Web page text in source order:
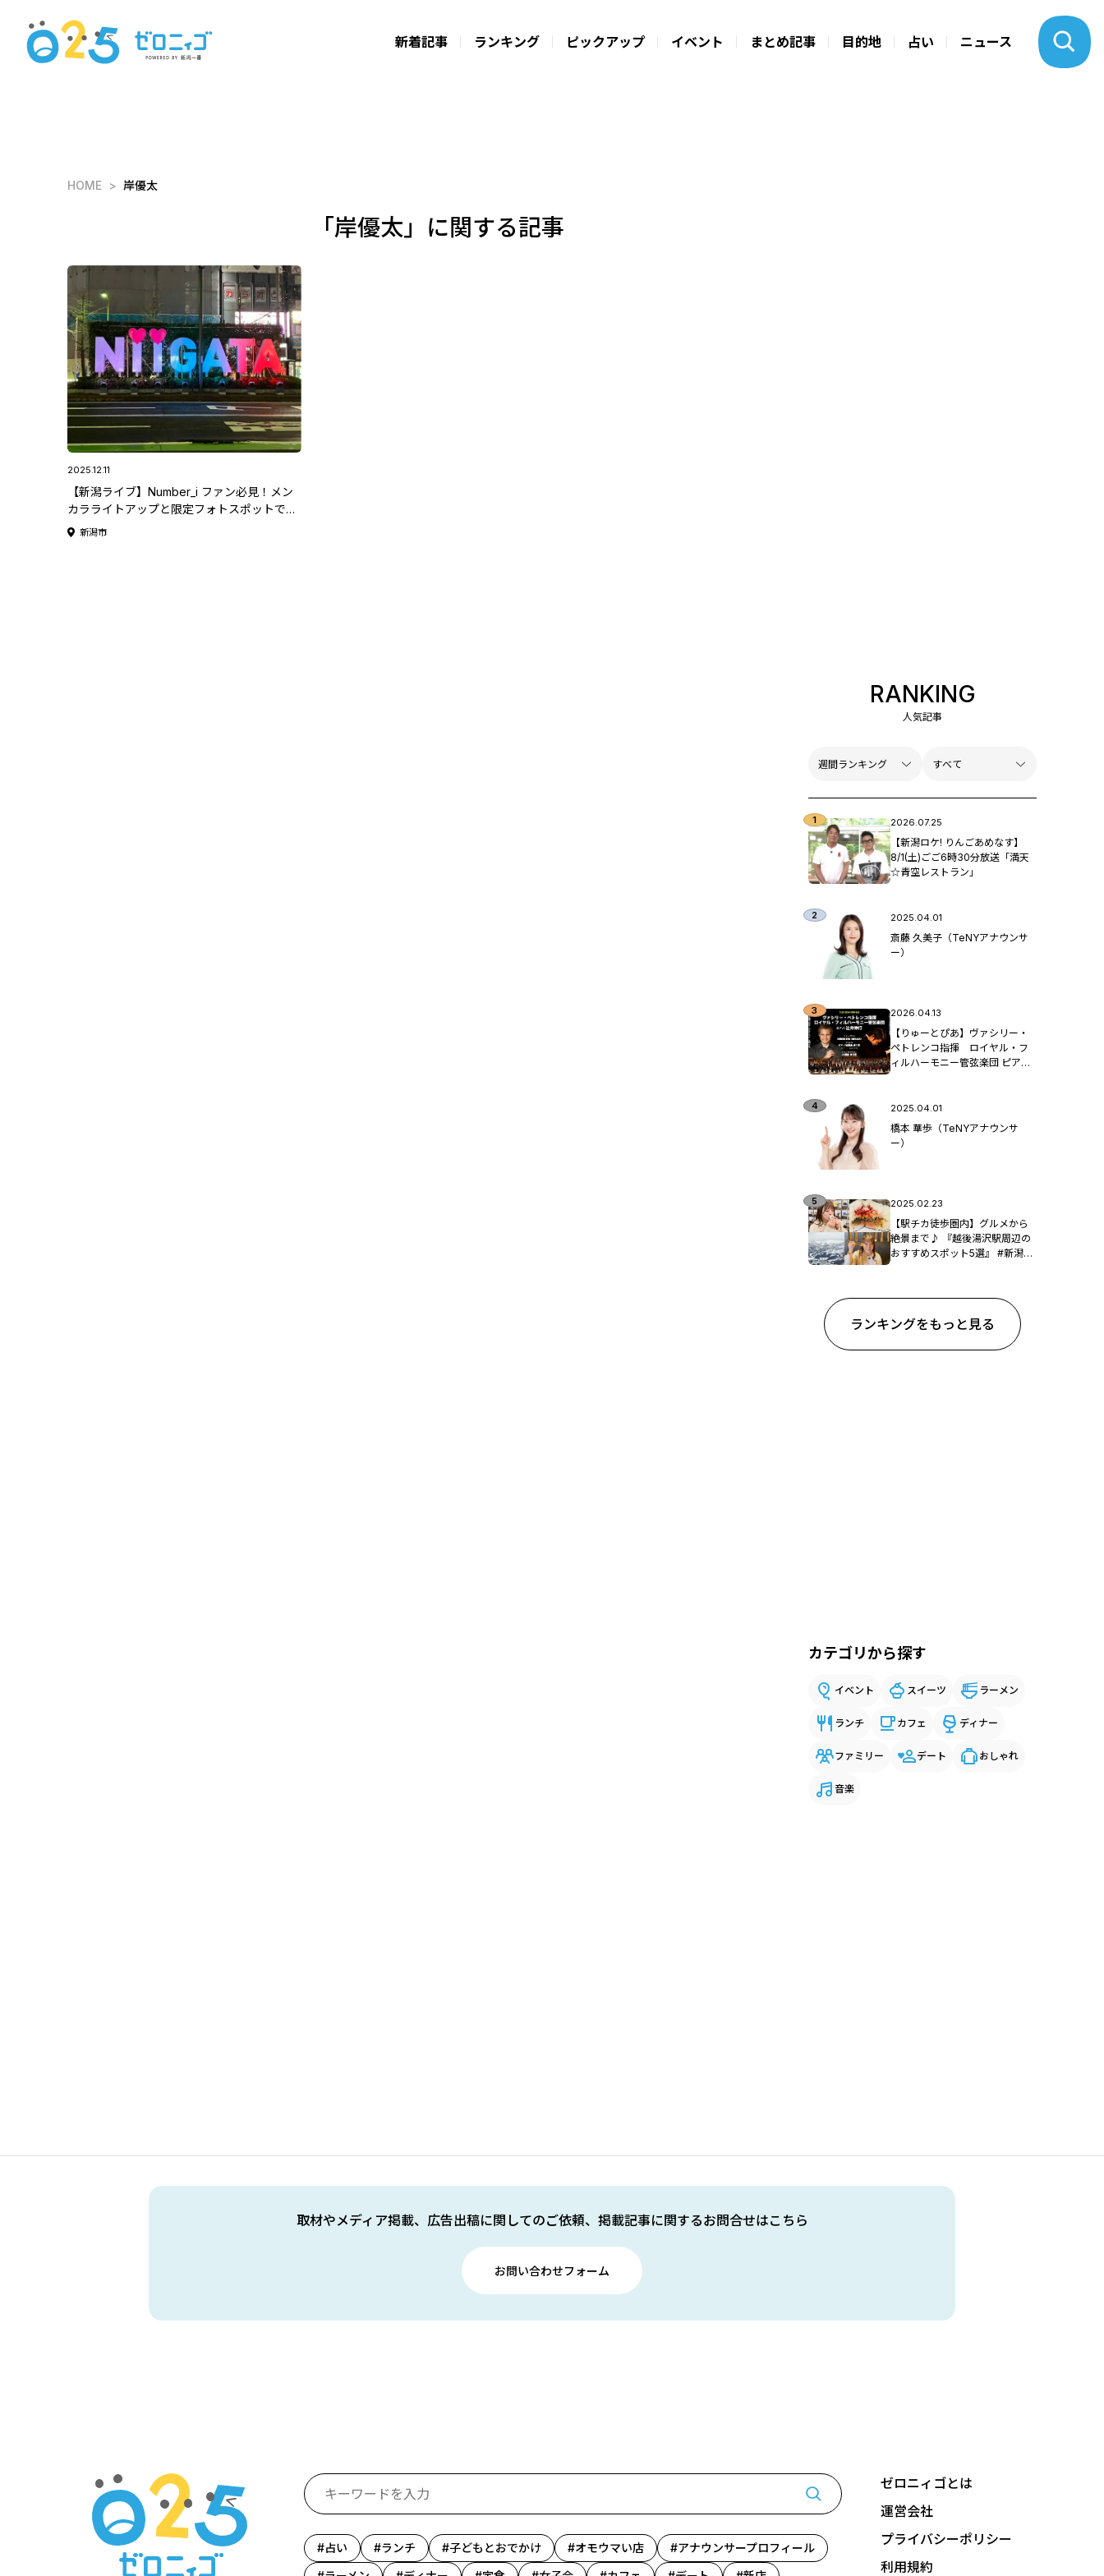
新着記事 ランキング ピックアップ イベント まとめ記事 目的地 占い ニュース
HOME 岸優太
「岸優太」に関する記事
2025.12.11
【新潟ライブ】Number_i ファン必見！メン
カラライトアップと限定フォトスポットで推
し活を楽しもう♪ #新潟遠征 #Niらいぶ
新潟市
RANKING
人気記事
2026.07.25
【新潟ロケ! りんごあめなす】
8/1(土)ごご6時30分放送「満天
☆青空レストラン」
2025.04.01
斎藤 久美子（TeNYアナウンサ
ー）
2026.04.13
【りゅーとぴあ】ヴァシリー・
ペトレンコ指揮 ロイヤル・フ
ィルハーモニー管弦楽団 ピア
2025.04.01
橋本 華歩（TeNYアナウンサ
ー）
2025.02.23
【駅チカ徒歩圏内】グルメから
絶景まで♪ 『越後湯沢駅周辺の
おすすめスポット5選』 #新潟観
ランキングをもっと見る
カテゴリから探す
イベント スイーツ ラーメン
ランチ カフェ ディナー
ファミリー デート おしゃれ
音楽
取材やメディア掲載、広告出稿に関してのご依頼、掲載記事に関するお問合せはこちら
お問い合わせフォーム
占い ランチ 子どもとおでかけ オモウマい店
アナウンサープロフィール
ゼロニィゴとは
運営会社
プライバシーポリシー
利用規約